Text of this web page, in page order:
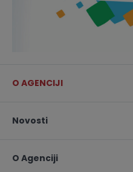
O AGENCIJI
Novosti
O Agenciji